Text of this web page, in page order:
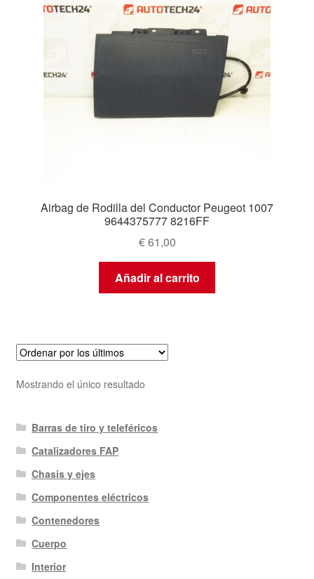
Airbag de Rodilla del Conductor Peugeot 1007
9644375777 8216FF
€61,00
Añadir al carrito
Mostrando el único resultado
Barras de tiro y teleféricos
Catalizadores FAP
Chasis y ejes
Componentes eléctricos
Contenedores
Cuerpo
Interior